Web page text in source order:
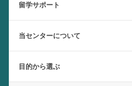
留学サポート
当センターについて
目的から選ぶ